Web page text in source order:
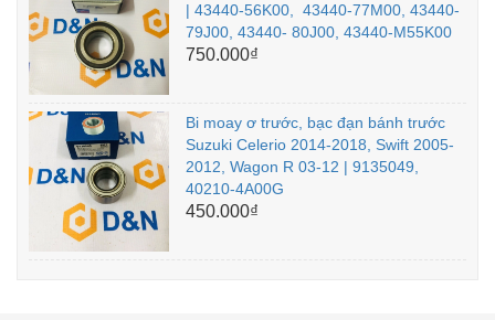
| 43440-56K00, 43440-77M00, 43440-
79J00, 43440- 80J00, 43440-M55K00
750.000₫
Bi moay ơ trước, bạc đạn bánh trước
Suzuki Celerio 2014-2018, Swift 2005-
2012, Wagon R 03-12 | 9135049,
40210-4A00G
450.000₫